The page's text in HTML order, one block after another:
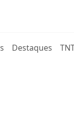
Destaques